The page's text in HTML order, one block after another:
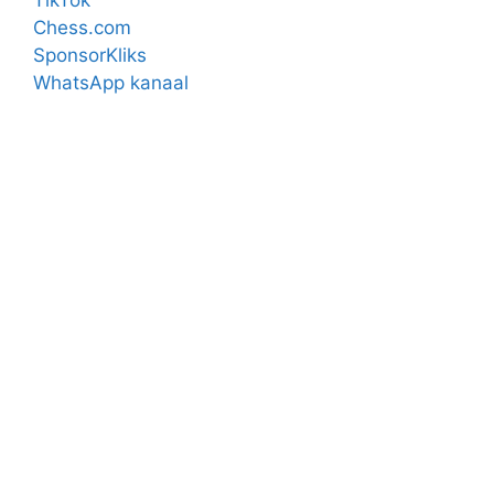
Chess.com
SponsorKliks
WhatsApp kanaal